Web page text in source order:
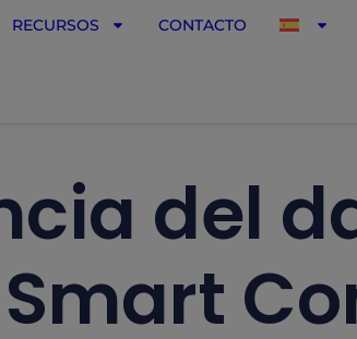
RECURSOS CONTACTO
del